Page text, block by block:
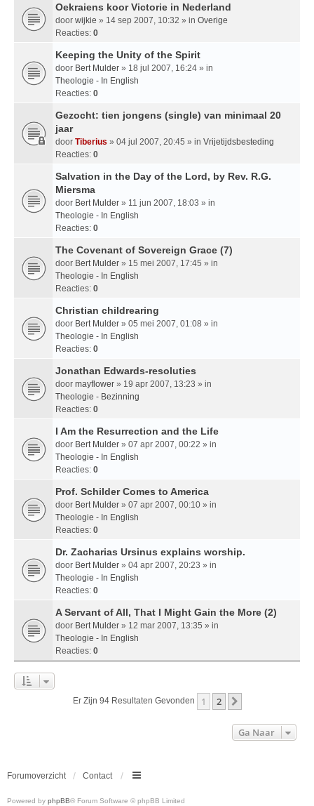
Oekraiens koor Victorie in Nederland
door wijkie » 14 sep 2007, 10:32 » in Overige
Reacties: 0
Keeping the Unity of the Spirit
door Bert Mulder » 18 jul 2007, 16:24 » in
Theologie - In English
Reacties: 0
Gezocht: tien jongens (single) van minimaal 20
jaar
door Tiberius » 04 jul 2007, 20:45 » in Vrijetijdsbesteding
Reacties: 0
Salvation in the Day of the Lord, by Rev. R.G.
Miersma
door Bert Mulder » 11 jun 2007, 18:03 » in
Theologie - In English
Reacties: 0
The Covenant of Sovereign Grace (7)
door Bert Mulder » 15 mei 2007, 17:45 » in
Theologie - In English
Reacties: 0
Christian childrearing
door Bert Mulder » 05 mei 2007, 01:08 » in
Theologie - In English
Reacties: 0
Jonathan Edwards-resoluties
door mayflower » 19 apr 2007, 13:23 » in
Theologie - Bezinning
Reacties: 0
I Am the Resurrection and the Life
door Bert Mulder » 07 apr 2007, 00:22 » in
Theologie - In English
Reacties: 0
Prof. Schilder Comes to America
door Bert Mulder » 07 apr 2007, 00:10 » in
Theologie - In English
Reacties: 0
Dr. Zacharias Ursinus explains worship.
door Bert Mulder » 04 apr 2007, 20:23 » in
Theologie - In English
Reacties: 0
A Servant of All, That I Might Gain the More (2)
door Bert Mulder » 12 mar 2007, 13:35 » in
Theologie - In English
Reacties: 0
Er Zijn 94 Resultaten Gevonden 1 2
Ga Naar
Forumoverzicht Contact
Powered by phpBB® Forum Software © phpBB Limited